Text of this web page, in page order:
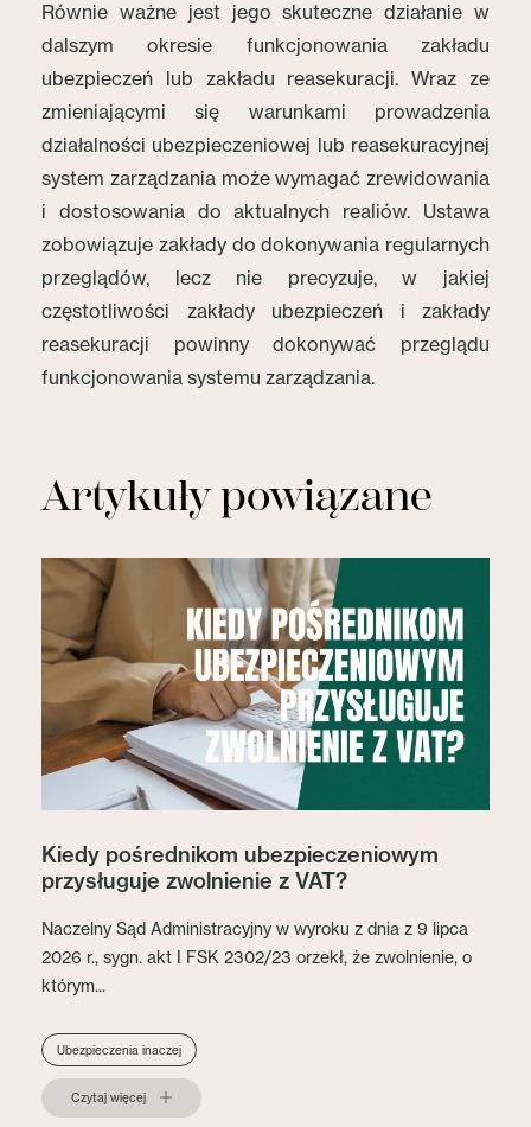
Równie ważne jest jego skuteczne działanie w
dalszym okresie funkcjonowania zakładu
ubezpieczeń lub zakładu reasekuracji. Wraz ze
zmieniającymi się warunkami prowadzenia
działalności ubezpieczeniowej lub reasekuracyjnej
system zarządzania może wymagać zrewidowania
i dostosowania do aktualnych realiów. Ustawa
zobowiązuje zakłady do dokonywania regularnych
przeglądów, lecz nie precyzuje, w jakiej
częstotliwości zakłady ubezpieczeń i zakłady
reasekuracji powinny dokonywać przeglądu
funkcjonowania systemu zarządzania.
Artykuły powiązane
Kiedy pośrednikom ubezpieczeniowym
przysługuje zwolnienie z VAT?
Naczelny Sąd Administracyjny w wyroku z dnia z 9 lipca
2026 r., sygn. akt I FSK 2302/23 orzekł, że zwolnienie, o
którym...
Ubezpieczenia inaczej
Czytaj więcej